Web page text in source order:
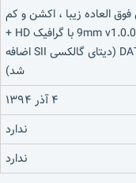
فوق العاده زیبا ، اکشن و کم
نظیر 9mm v1.0.0 با گرافیک HD +
گیم DATA (دیتای گالکسی SII اضافه
شد)
۴ آذر ۱۳۹۴
ندارد
ندارد